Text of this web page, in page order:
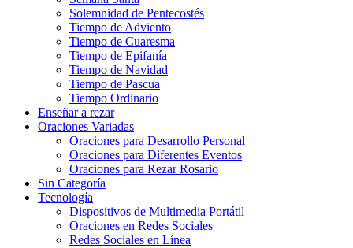
Solemnidad de Pentecostés
Tiempo de Adviento
Tiempo de Cuaresma
Tiempo de Epifanía
Tiempo de Navidad
Tiempo de Pascua
Tiempo Ordinario
Enseñar a rezar
Oraciones Variadas
Oraciones para Desarrollo Personal
Oraciones para Diferentes Eventos
Oraciones para Rezar Rosario
Sin Categoría
Tecnología
Dispositivos de Multimedia Portátil
Oraciones en Redes Sociales
Redes Sociales en Línea